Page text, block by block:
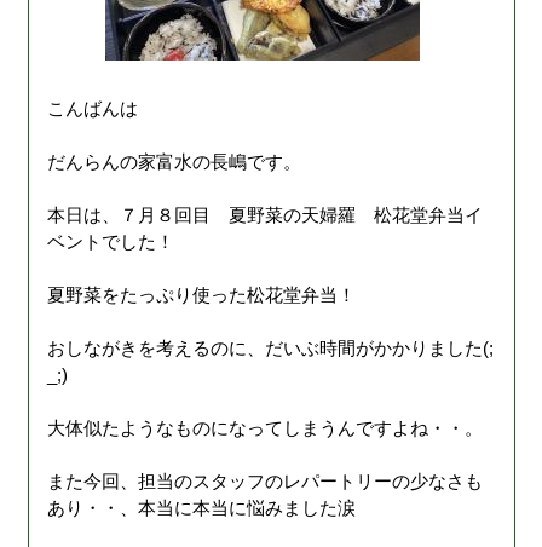
こんばんは
だんらんの家富水の長嶋です。
本日は、７月８回目 夏野菜の天婦羅 松花堂弁当イ
ベントでした！
夏野菜をたっぷり使った松花堂弁当！
おしながきを考えるのに、だいぶ時間がかかりました(;
_;)
大体似たようなものになってしまうんですよね・・。
また今回、担当のスタッフのレパートリーの少なさも
あり・・、本当に本当に悩みました涙